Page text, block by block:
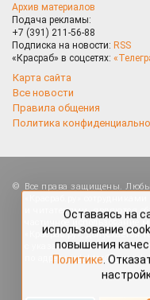
Архив материалов
Подача рекламы:
+7 (391) 211-56-88
Подписка на новости: RSS
«Красраб» в соцсетях:
Карта сайта
Все новости
Правила общения
Политика
Все права защищены.
и читателями, являются
частичное использование
«Красраб.ру», допускается
с указанием ссылки на
по адресу
использование
Политике.